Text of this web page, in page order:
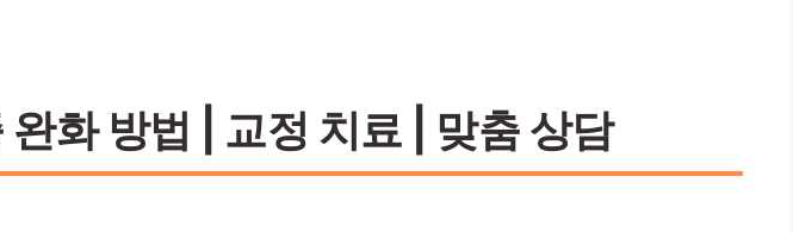
화 방법 | 교정 치료 | 맞춤 상담